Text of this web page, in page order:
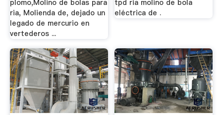
plomo,Molino de bolas para
ria, Molienda de, dejado un
legado de mercurio en
vertederos ...
tpd ria molino de bola
eléctrica de .